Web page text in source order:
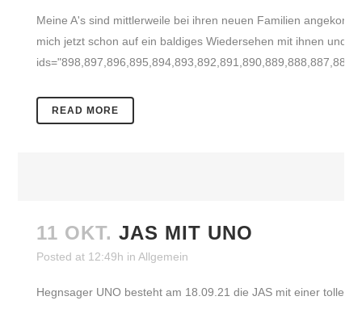
Meine A's sind mittlerweile bei ihren neuen Familien
mich jetzt schon auf ein baldiges Wiedersehen mit ihnen und
READ MORE
11 OKT. JAS MIT UNO
Posted at 12:49h inAllgemein
Hegnsager UNO besteht am 18.09.21 die JAS mit einer tollen